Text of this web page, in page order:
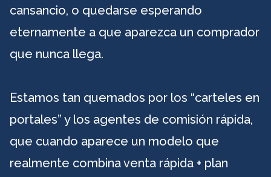
cansancio, o quedarse esperando
eternamente a que aparezca un comprador
que nunca llega.
Estamos tan quemados por los “carteles en
portales” y los agentes de comisión rápida,
que cuando aparece un modelo que
realmente combina venta rápida + plan